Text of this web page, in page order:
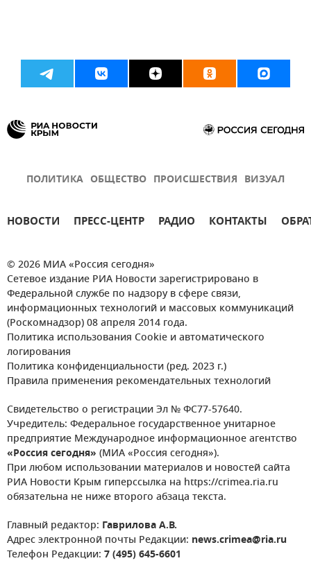
ПОЛИТИКА ОБЩЕСТВО ПРОИСШЕСТВИЯ ВИЗУАЛ
НОВОСТИ ПРЕСС-ЦЕНТР РАДИО КОНТАКТЫ
© 2026 МИА «Россия сегодня»
Сетевое издание РИА Новости зарегистрировано в
Федеральной службе по надзору в сфере связи,
информационных технологий и массовых коммуникаций
(Роскомнадзор) 08 апреля 2014 года.
Политика использования Cookie и автоматического
логирования
Политика конфиденциальности (ред. 2023 г.)
Правила применения рекомендательных технологий
Свидетельство о регистрации Эл № ФС77-57640.
Учредитель: Федеральное государственное унитарное
предприятие Международное информационное агентство
«Россия сегодня» (МИА «Россия сегодня»).
При любом использовании материалов и новостей сайта
РИА Новости Крым гиперссылка на https://crimea.ria.ru
обязательна не ниже второго абзаца текста.
Главный редактор: Гаврилова А.В.
Адрес электронной почты Редакции: news.crimea@ria.ru
Телефон Редакции: 7 (495) 645-6601